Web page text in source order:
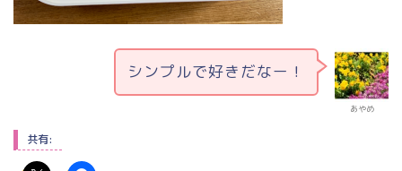
あやめ
シンプルで好きだなー！
共有: